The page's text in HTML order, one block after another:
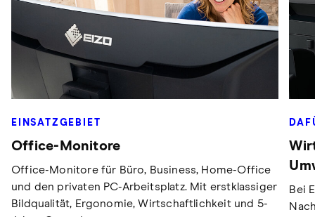
EINSATZGEBIET
Office-Monitore
Office-Monitore für Büro, Business, Home-Office
und den privaten PC-Arbeitsplatz. Mit erstklassiger
Bildqualität, Ergonomie, Wirtschaftlichkeit und 5-
Bei